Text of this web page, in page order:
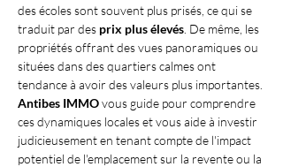
des écoles sont souvent plus prisés, ce qui se
traduit par des prix plus élevés . De même, les
propriétés offrant des vues panoramiques ou
situées dans des quartiers calmes ont
tendance à avoir des valeurs plus importantes.
Antibes IMMO vous guide pour comprendre
ces dynamiques locales et vous aide à investir
judicieusement en tenant compte de l'impact
potentiel de l'emplacement sur la revente ou la